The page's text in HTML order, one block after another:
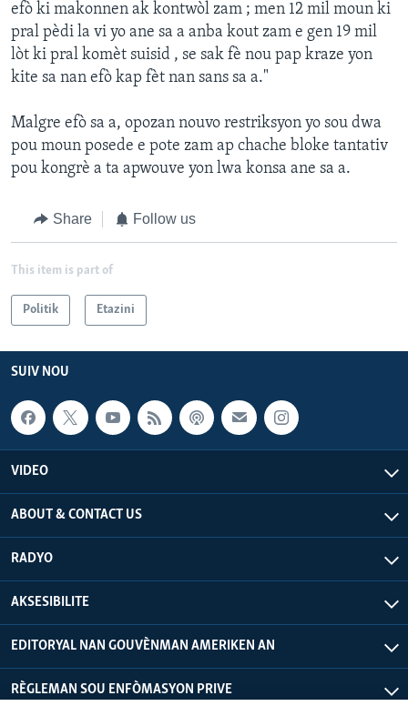
efò ki makonnen ak kontwòl zam ; men 12 mil moun ki
pral pèdi la vi yo ane sa a anba kout zam e gen 19 mil
lòt ki pral komèt suisid , se sak fè nou pap kraze yon
kite sa nan efò kap fèt nan sans sa a."
Malgre efò sa a, opozan nouvo restriksyon yo sou dwa
pou moun posede e pote zam ap chache bloke tantativ
pou kongrè a ta apwouve yon lwa konsa ane sa a.
Share Follow us
This item is part of
Politik Etazini
SUIV NOU
VIDEO
ABOUT & CONTACT US
RADYO
AKSESIBILITE
EDITORYAL NAN GOUVÈNMAN AMERIKEN AN
RÈGLEMAN SOU ENFÒMASYON PRIVE